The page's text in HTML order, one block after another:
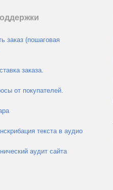
заказ (пошаговая
заказа.
от покупателей.
текста в аудио
аудит сайта